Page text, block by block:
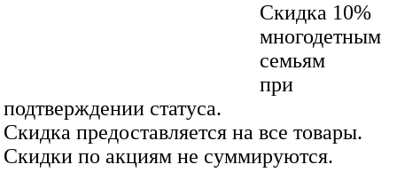
Скидка 10%
многодетным
семьям
при
подтверждении статуса.
Скидка предоставляется на все товары.
Скидки по акциям не суммируются.